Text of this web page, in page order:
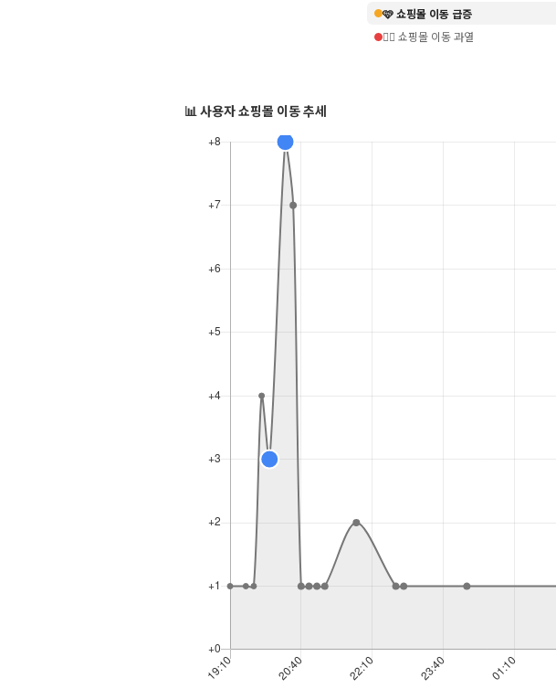
🩷 쇼핑몰 이동 급증
❤️‍🔥 쇼핑몰 이동 과열
📊 사용자 쇼핑몰 이동 추세